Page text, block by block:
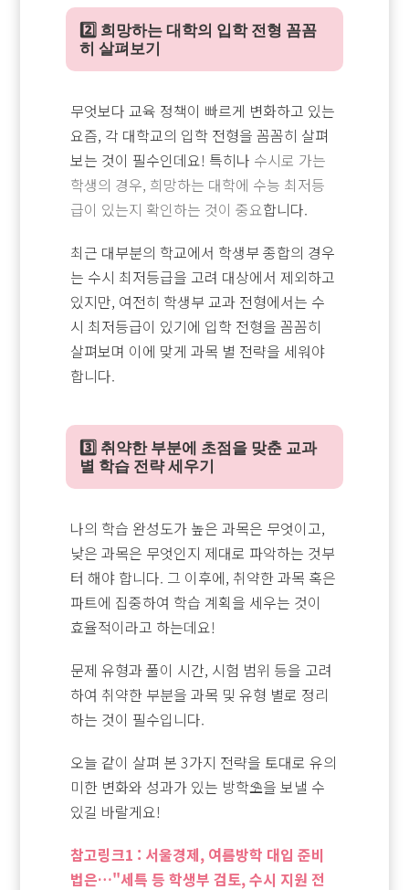
2️⃣ 희망하는 대학의 입학 전형 꼼꼼
히 살펴보기
무엇보다 교육 정책이 빠르게 변화하고 있는
요즘, 각 대학교의 입학 전형을 꼼꼼히 살펴
보는 것이 필수인데요! 특히나 수시로 가는
학생의 경우, 희망하는 대학에 수능 최저등
급이 있는지 확인하는 것이 중요합니다.
최근 대부분의 학교에서 학생부 종합의 경우
는 수시 최저등급을 고려 대상에서 제외하고
있지만, 여전히 학생부 교과 전형에서는 수
시 최저등급이 있기에 입학 전형을 꼼꼼히
살펴보며 이에 맞게 과목 별 전략을 세워야
합니다.
3️⃣ 취약한 부분에 초점을 맞춘 교과
별 학습 전략 세우기
나의 학습 완성도가 높은 과목은 무엇이고,
낮은 과목은 무엇인지 제대로 파악하는 것부
터 해야 합니다. 그 이후에, 취약한 과목 혹은
파트에 집중하여 학습 계획을 세우는 것이
효율적이라고 하는데요!
문제 유형과 풀이 시간, 시험 범위 등을 고려
하여 취약한 부분을 과목 및 유형 별로 정리
하는 것이 필수입니다.
오늘 같이 살펴 본 3가지 전략을 토대로 유의
미한 변화와 성과가 있는 방학⛱️을 보낼 수
있길 바랄게요!
참고링크1 : 서울경제, 여름방학 대입 준비
법은…"세특 등 학생부 검토, 수시 지원 전